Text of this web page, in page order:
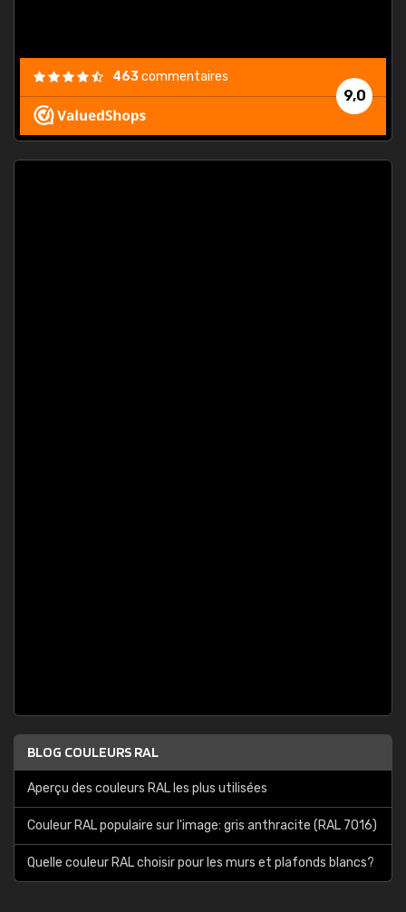
9,0
463commentaires
BLOG COULEURS RAL
Aperçu des couleurs RAL les plus utilisées
Couleur RAL populaire sur l'image: gris anthracite (RAL 7016)
Quelle couleur RAL choisir pour les murs et plafonds blancs?